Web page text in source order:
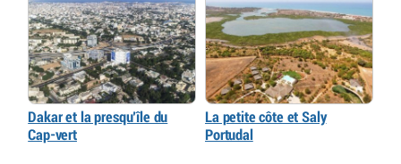
Dakar et la presqu’île du
Cap-vert
La petite côte et Saly
Portudal